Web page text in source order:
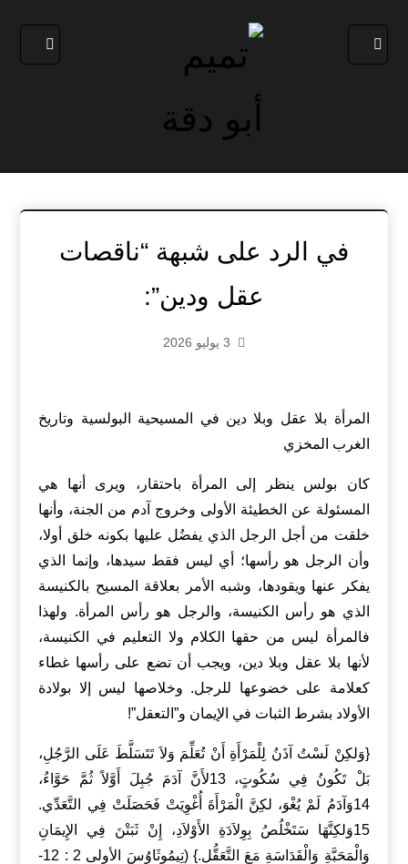
في الرد على شبهة “ناقصات
عقل ودين”:
3 يوليو 2026
المرأة بلا عقل وبلا دين في المسيحية البولسية وتاريخ
الغرب المخزي
كان بولس ينظر إلى المرأة باحتقار، ويرى أنها هي
المسئولة عن الخطيئة الأولى وخروج آدم من الجنة، وأنها
خلقت من أجل الرجل الذي يفضُل عليها بكونه خلق أولا،
وأن الرجل هو رأسها؛ أي ليس فقط سيدها، وإنما الذي
يفكر عنها ويقودها، وشبه الأمر بعلاقة المسيح بالكنيسة
الذي هو رأس الكنيسة، والرجل هو رأس المرأة. ولهذا
فالمرأة ليس من حقها الكلام ولا التعليم في الكنيسة،
لأنها بلا عقل وبلا دين، ويجب أن تضع على رأسها غطاء
كعلامة على خضوعها للرجل. وخلاصها ليس إلا بولادة
الأولاد بشرط الثبات في الإيمان و”التعقل”!
{وَلكِنْ لَسْتُ آذَنُ لِلْمَرْأَةِ أَنْ تُعَلِّمَ وَلاَ تَتَسَلَّطَ عَلَى الرَّجُلِ،
بَلْ تَكُونُ فِي سُكُوتٍ، 13لأَنَّ آدَمَ جُبِلَ أَوَّلاً ثُمَّ حَوَّاءُ،
14وَآدَمُ لَمْ يُغْوَ، لكِنَّ الْمَرْأَةَ أُغْوِيَتْ فَحَصَلَتْ فِي التَّعَدِّي.
15وَلكِنَّهَا سَتَخْلُصُ بِوِلاَدَةِ الأَوْلاَدِ، إِنْ ثَبَتْنَ فِي الإِيمَانِ
وَالْمَحَبَّةِ وَالْقَدَاسَةِ مَعَ التَّعَقُّلِ.} (تِيمُوثَاوُسَ الأولى 2 : 12-